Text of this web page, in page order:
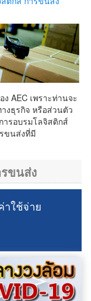
AEC เพราะท่านจะ
งธุรกิจ หรือส่วนตัว
ารอบรมโลจิสติกส์
ขนส่งที่มี
ขนส่ง
ใช้จ่าย